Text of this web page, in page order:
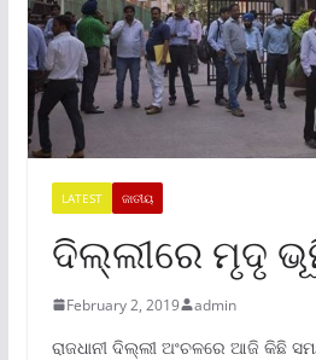
LATEST ଜାତୀୟ
ଦିଲ୍ଲୀରେ ମୃଦୃ
February 2, 2019 admin
ରାଜଧାନୀ ଦିଲ୍ଲୀ ଅଂଚଳରେ ଆଜି କିଛି